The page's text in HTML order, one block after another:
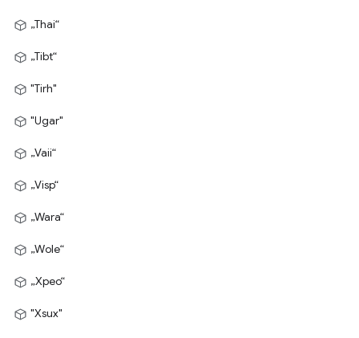
„Thai“
„Tibt“
"Tirh"
"Ugar"
„Vaii“
„Visp“
„Wara“
„Wole“
„Xpeo“
"Xsux"